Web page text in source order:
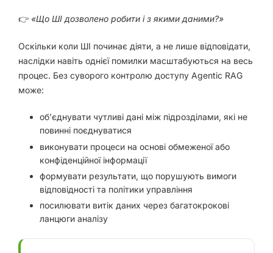
👉 «Що ШІ дозволено робити і з якими даними?»
Оскільки коли ШІ починає діяти, а не лише відповідати,
наслідки навіть однієї помилки масштабуються на весь
процес. Без суворого контролю доступу Agentic RAG
може:
об’єднувати чутливі дані між підрозділами, які не
повинні поєднуватися
виконувати процеси на основі обмеженої або
конфіденційної інформації
формувати результати, що порушують вимоги
відповідності та політики управління
посилювати витік даних через багатокрокові
ланцюги аналізу